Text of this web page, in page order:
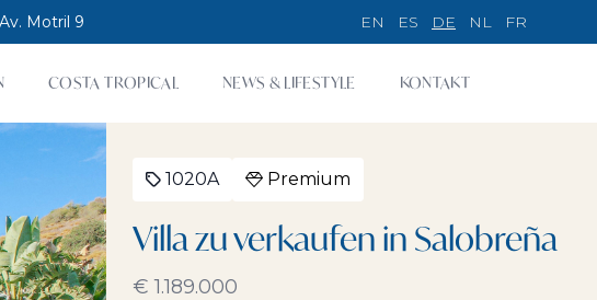
Motril 9 EN ES DE NL FR
COSTA TROPICAL NEWS & LIFESTYLE KONTAKT
1020A Premium
Villa zu verkaufen in Salobreña
€ 1.189.000